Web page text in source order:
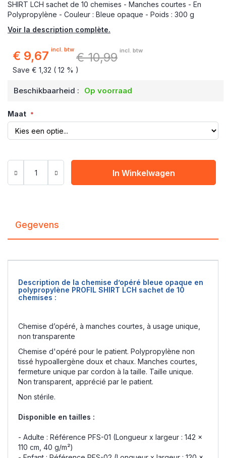
SHIRT LCH sachet de 10 chemises - Manches courtes - En
Polypropylène - Couleur : Bleue opaque - Poids : 300 g
Voir la description complète.
Speciale
€ 9,67 incl. btw
€ 10,99 incl. btw
Save € 1,32 ( 12 % )
Beschikbaarheid : Op voorraad
Maat
In Winkelwagen
Gegevens
Description de la chemise d’opéré bleue opaque en
polypropylène PROFIL SHIRT LCH sachet de 10
chemises :
Chemise d’opéré, à manches courtes, à usage unique,
non transparente
Chemise d'opéré pour le patient. Polypropylène non
tissé hypoallergène doux et chaux. Manches courtes,
fermeture unique par cordon à la taille. Taille unique.
Non transparent, apprécié par le patient.
Non stérile.
Disponible en tailles :
- Adulte : Référence PFS-01 (Longueur x largeur : 142 x
110 cm, 40 g/m²)